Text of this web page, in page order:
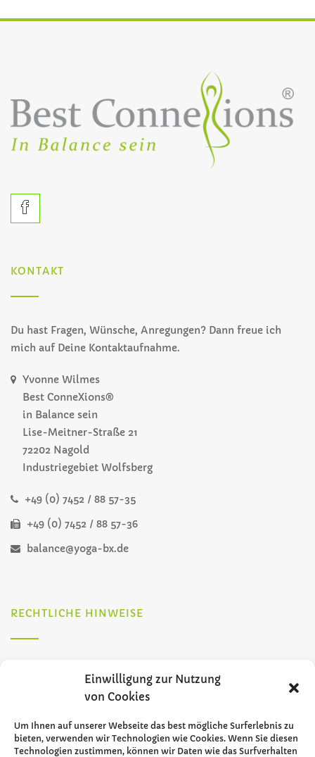
Einwilligung zur Nutzung
von Cookies
Um Ihnen auf unserer Webseite das best mögliche Surferlebnis zu
bieten, verwenden wir Technologien wie Cookies. Wenn Sie diesen
Technologien zustimmen, können wir Daten wie das Surfverhalten
KONTAKT
Du hast Fragen, Wünsche, Anregungen? Dann freue ich
mich auf Deine Kontaktaufnahme.
Yvonne Wilmes
Best ConneXions®
in Balance sein
Lise-Meitner-Straße 21
72202 Nagold
Industriegebiet Wolfsberg
+49 (0) 7452 / 88 57-35
+49 (0) 7452 / 88 57-36
balance@yoga-bx.de
RECHTLICHE HINWEISE